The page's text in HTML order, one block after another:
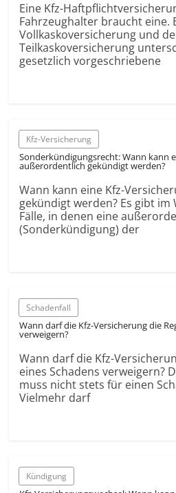
Eine Kfz-
Fahrzeughalter braucht eine.
Vollkaskoversicherung und
Teilkaskoversicherung
gesetzlich vorgeschriebene
Kfz-Versicherung
Sonderkündigungsrecht: Wann kann
außerordentlich gekündigt werden?
Wann kann eine Kfz-
gekündigt werden? Es gibt im
Fälle, in denen eine
(Sonderkündigung) der
Schadenfall
Wann darf die Kfz-Versicherung die
verweigern?
Wann darf die Kfz-
eines Schadens verweigern?
muss nicht stets für einen
Vielmehr darf
Kündigung